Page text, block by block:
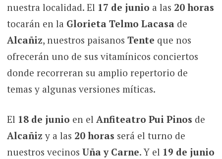
nuestra localidad. El 17 de junio a las 20 horas
tocarán en la Glorieta Telmo Lacasa de
Alcañiz, nuestros paisanos Tente que nos
ofrecerán uno de sus vitamínicos conciertos
donde recorreran su amplio repertorio de
temas y algunas versiones míticas.
El 18 de junio en el Anfiteatro Pui Pinos de
Alcañiz y a las 20 horas será el turno de
nuestros vecinos Uña y Carne. Y el 19 de junio